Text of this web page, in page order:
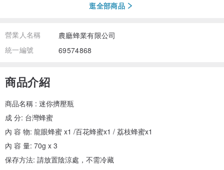
逛全部商品
營業人名稱
農廳蜂業有限公司
統一編號
69574868
商品介紹
商品名稱 : 迷你擠壓瓶
成 分: 台灣蜂蜜
內 容 物: 龍眼蜂蜜 x1 /百花蜂蜜x1 / 荔枝蜂蜜x1
內 容 量: 70g x 3
保存方法: 請放置陰涼處，不需冷藏